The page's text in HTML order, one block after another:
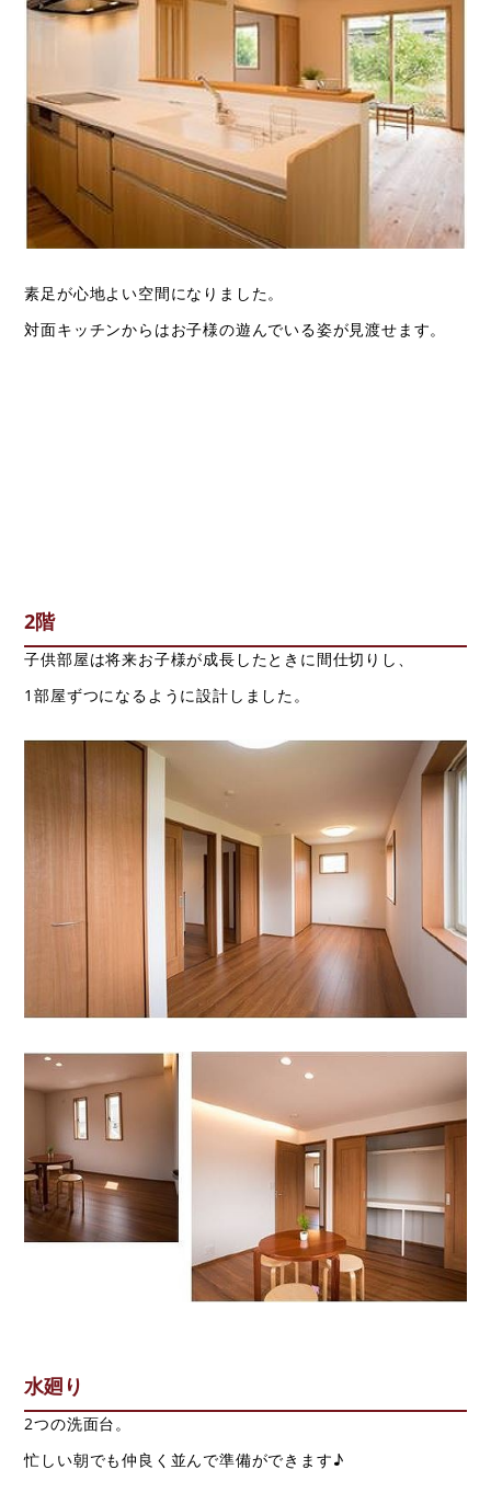
素足が心地よい空間になりました。
対面キッチンからはお子様の遊んでいる姿が見渡せます。
2階
子供部屋は将来お子様が成長したときに間仕切りし、
1部屋ずつになるように設計しました。
水廻り
2つの洗面台。
忙しい朝でも仲良く並んで準備ができます♪